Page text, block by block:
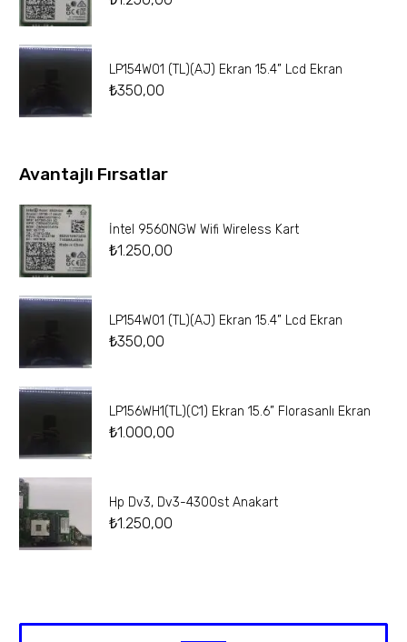
LP154W01 (TL)(AJ) Ekran 15.4” Lcd Ekran
₺350,00
Avantajlı Fırsatlar
İntel 9560NGW Wifi Wireless Kart
₺1.250,00
LP154W01 (TL)(AJ) Ekran 15.4” Lcd Ekran
₺350,00
LP156WH1(TL)(C1) Ekran 15.6” Florasanlı Ekran
₺1.000,00
Hp Dv3, Dv3-4300st Anakart
₺1.250,00